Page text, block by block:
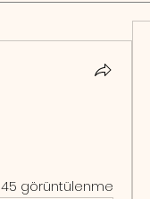
45 görüntülenme